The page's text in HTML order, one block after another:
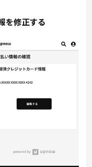
を修正する